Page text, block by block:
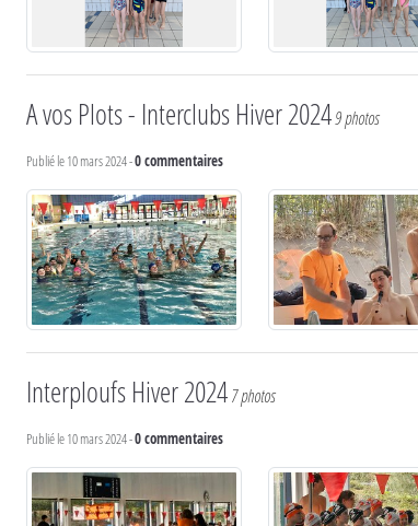
A vos Plots - Interclubs Hiver 20249 photos
Publié le10 mars 2024-0commentaires
Interploufs Hiver 20247 photos
Publié le10 mars 2024-0commentaires